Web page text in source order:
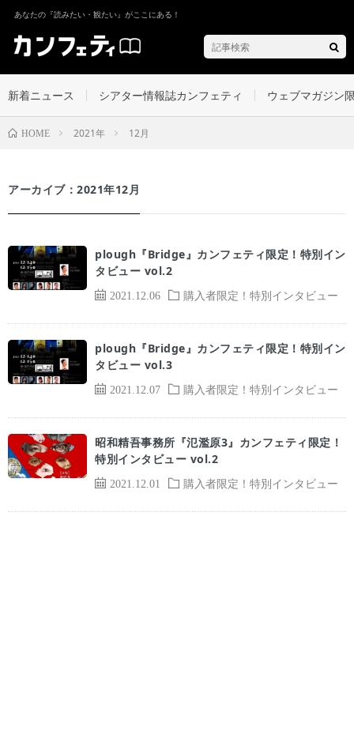
あなたの『読みたい・観たい』がここにある！
新着ニュース シアター情報誌カンフェティ ウェブマガジン
HOME 2021年 12月
アーカイブ：2021年12月
2021.12.06 購入者限定！特別インタビュー
plough『Bridge』カンフェティ限定！特別イン
タビュー vol.2
2021.12.07 購入者限定！特別インタビュー
plough『Bridge』カンフェティ限定！特別イン
タビュー vol.3
2021.12.01 購入者限定！特別インタビュー
昭和精吾事務所『氾濫原3』カンフェティ限定！
特別インタビュー vol.2